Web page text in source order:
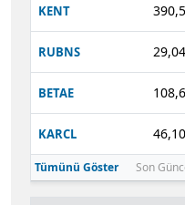
KENT
RUBNS 29,04
BETAE
KARCL 46,10
Tümünü Göster Son